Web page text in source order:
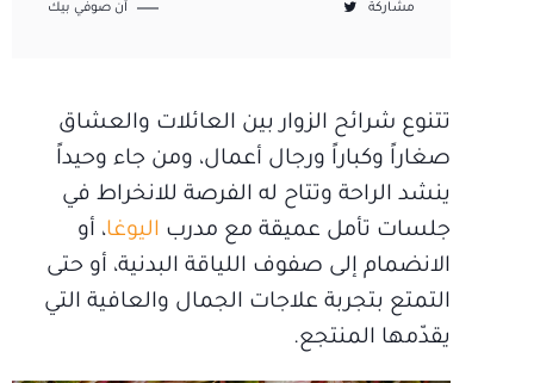
مشاركة آن صوفي بيك
تتنوع شرائح الزوار بين العائلات والعشاق
صغاراً وكباراً ورجال أعمال، ومن جاء وحيداً
ينشد الراحة وتتاح له الفرصة للانخراط في
جلسات تأمل عميقة مع مدرب اليوغا، أو
الانضمام إلى صفوف اللياقة البدنية، أو حتى
التمتع بتجربة علاجات الجمال والعافية التي
يقدّمها المنتجع.